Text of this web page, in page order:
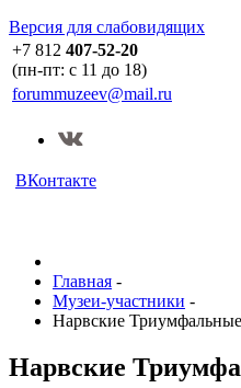
Версия для слабовидящих
+7 812 407-52-20
(пн-пт: с 11 до 18)
forummuzeev@mail.ru
ВКонтакте
Главная -
Музеи-участники -
Нарвские
Нарвские